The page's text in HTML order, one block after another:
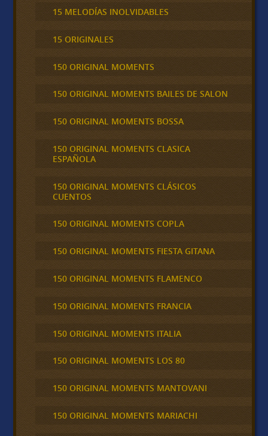
15 MELODÍAS INOLVIDABLES
15 ORIGINALES
150 ORIGINAL MOMENTS
150 ORIGINAL MOMENTS BAILES DE SALON
150 ORIGINAL MOMENTS BOSSA
150 ORIGINAL MOMENTS CLASICA
ESPAÑOLA
150 ORIGINAL MOMENTS CLÁSICOS
CUENTOS
150 ORIGINAL MOMENTS COPLA
150 ORIGINAL MOMENTS FIESTA GITANA
150 ORIGINAL MOMENTS FLAMENCO
150 ORIGINAL MOMENTS FRANCIA
150 ORIGINAL MOMENTS ITALIA
150 ORIGINAL MOMENTS LOS 80
150 ORIGINAL MOMENTS MANTOVANI
150 ORIGINAL MOMENTS MARIACHI